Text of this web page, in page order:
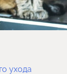
ухода